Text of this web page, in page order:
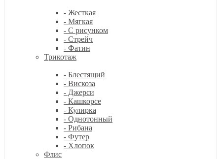
- Жесткая
- Мягкая
- С рисунком
- Стрейч
- Фатин
Трикотаж
- Блестящий
- Вискоза
- Джерси
- Кашкорсе
- Кулирка
- Однотонный
- Рибана
- Футер
- Хлопок
Флис